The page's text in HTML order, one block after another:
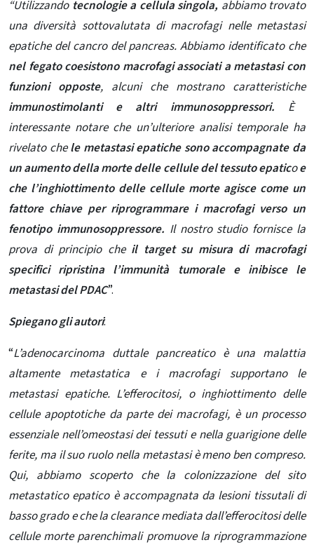
“Utilizzando tecnologie a cellula singola, abbiamo trovato
una diversità sottovalutata di macrofagi nelle metastasi
epatiche del cancro del pancreas. Abbiamo identificato che
nel fegato coesistono macrofagi associati a metastasi con
funzioni opposte, alcuni che mostrano caratteristiche
immunostimolanti e altri immunosoppressori. È
interessante notare che un’ulteriore analisi temporale ha
rivelato chele metastasi epatiche sono accompagnate da
un aumento della morte delle cellule del tessuto epaticoe
che l’inghiottimento delle cellule morte agisce come un
fattore chiave per riprogrammare i macrofagi verso un
fenotipo immunosoppressore. Il nostro studio fornisce la
prova di principio che il target su misura di macrofagi
specifici ripristina l’immunità tumorale e inibisce le
metastasi del PDAC”.
Spiegano gli autori:
“L’adenocarcinoma duttale pancreatico è una malattia
altamente metastatica e i macrofagi supportano le
metastasi epatiche. L’efferocitosi, o inghiottimento delle
cellule apoptotiche da parte dei macrofagi, è un processo
essenziale nell’omeostasi dei tessuti e nella guarigione delle
ferite, ma il suo ruolo nella metastasi è meno ben compreso.
Qui, abbiamo scoperto che la colonizzazione del sito
metastatico epatico è accompagnata da lesioni tissutali di
basso grado e che la clearance mediata dall’efferocitosi delle
cellule morte parenchimali promuove la riprogrammazione